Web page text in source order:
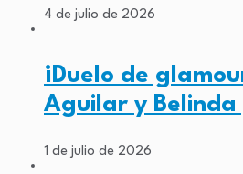
4 de julio de 2026
¡Duelo de
Aguilar y
1 de julio de 2026